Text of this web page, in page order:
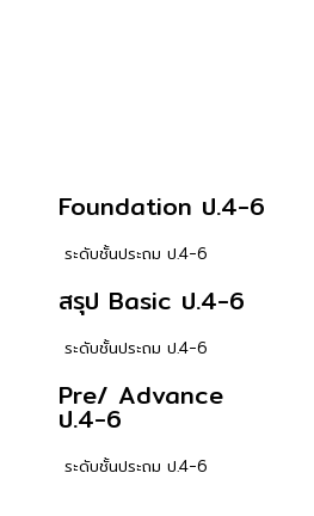
Foundation ป.4-6
ระดับชั้นประถม ป.4-6
สรุป Basic ป.4-6
ระดับชั้นประถม ป.4-6
Pre/ Advance
ป.4-6
ระดับชั้นประถม ป.4-6